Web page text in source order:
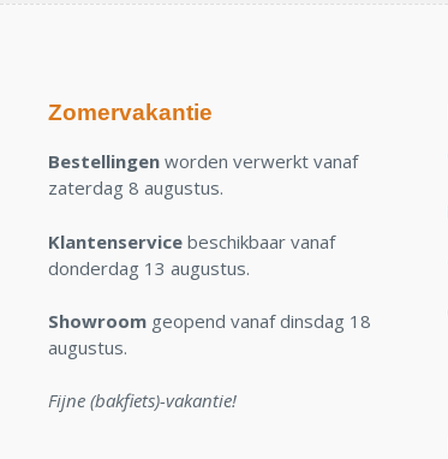
Zomervakantie
Bestellingen worden verwerkt vanaf
zaterdag 8 augustus.
Klantenservice beschikbaar vanaf
donderdag 13 augustus.
Showroom geopend vanaf dinsdag 18
augustus.
Fijne (bakfiets)-vakantie!